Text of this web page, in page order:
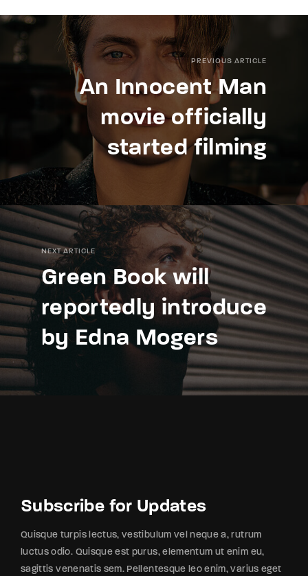
PREVIOUS ARTICLE
An Innocent Man
movie officially
started filming
NEXT ARTICLE
Green Book will
reportedly introduce
by Edna Mogers
Subscribe for Updates
Quisque turpis lectus, vestibulum vel neque a, rutrum
luctus odio. Quisque est purus, elementum ut enim eu,
sagittis venenatis sem. Pellentesque leo enim, varius eget